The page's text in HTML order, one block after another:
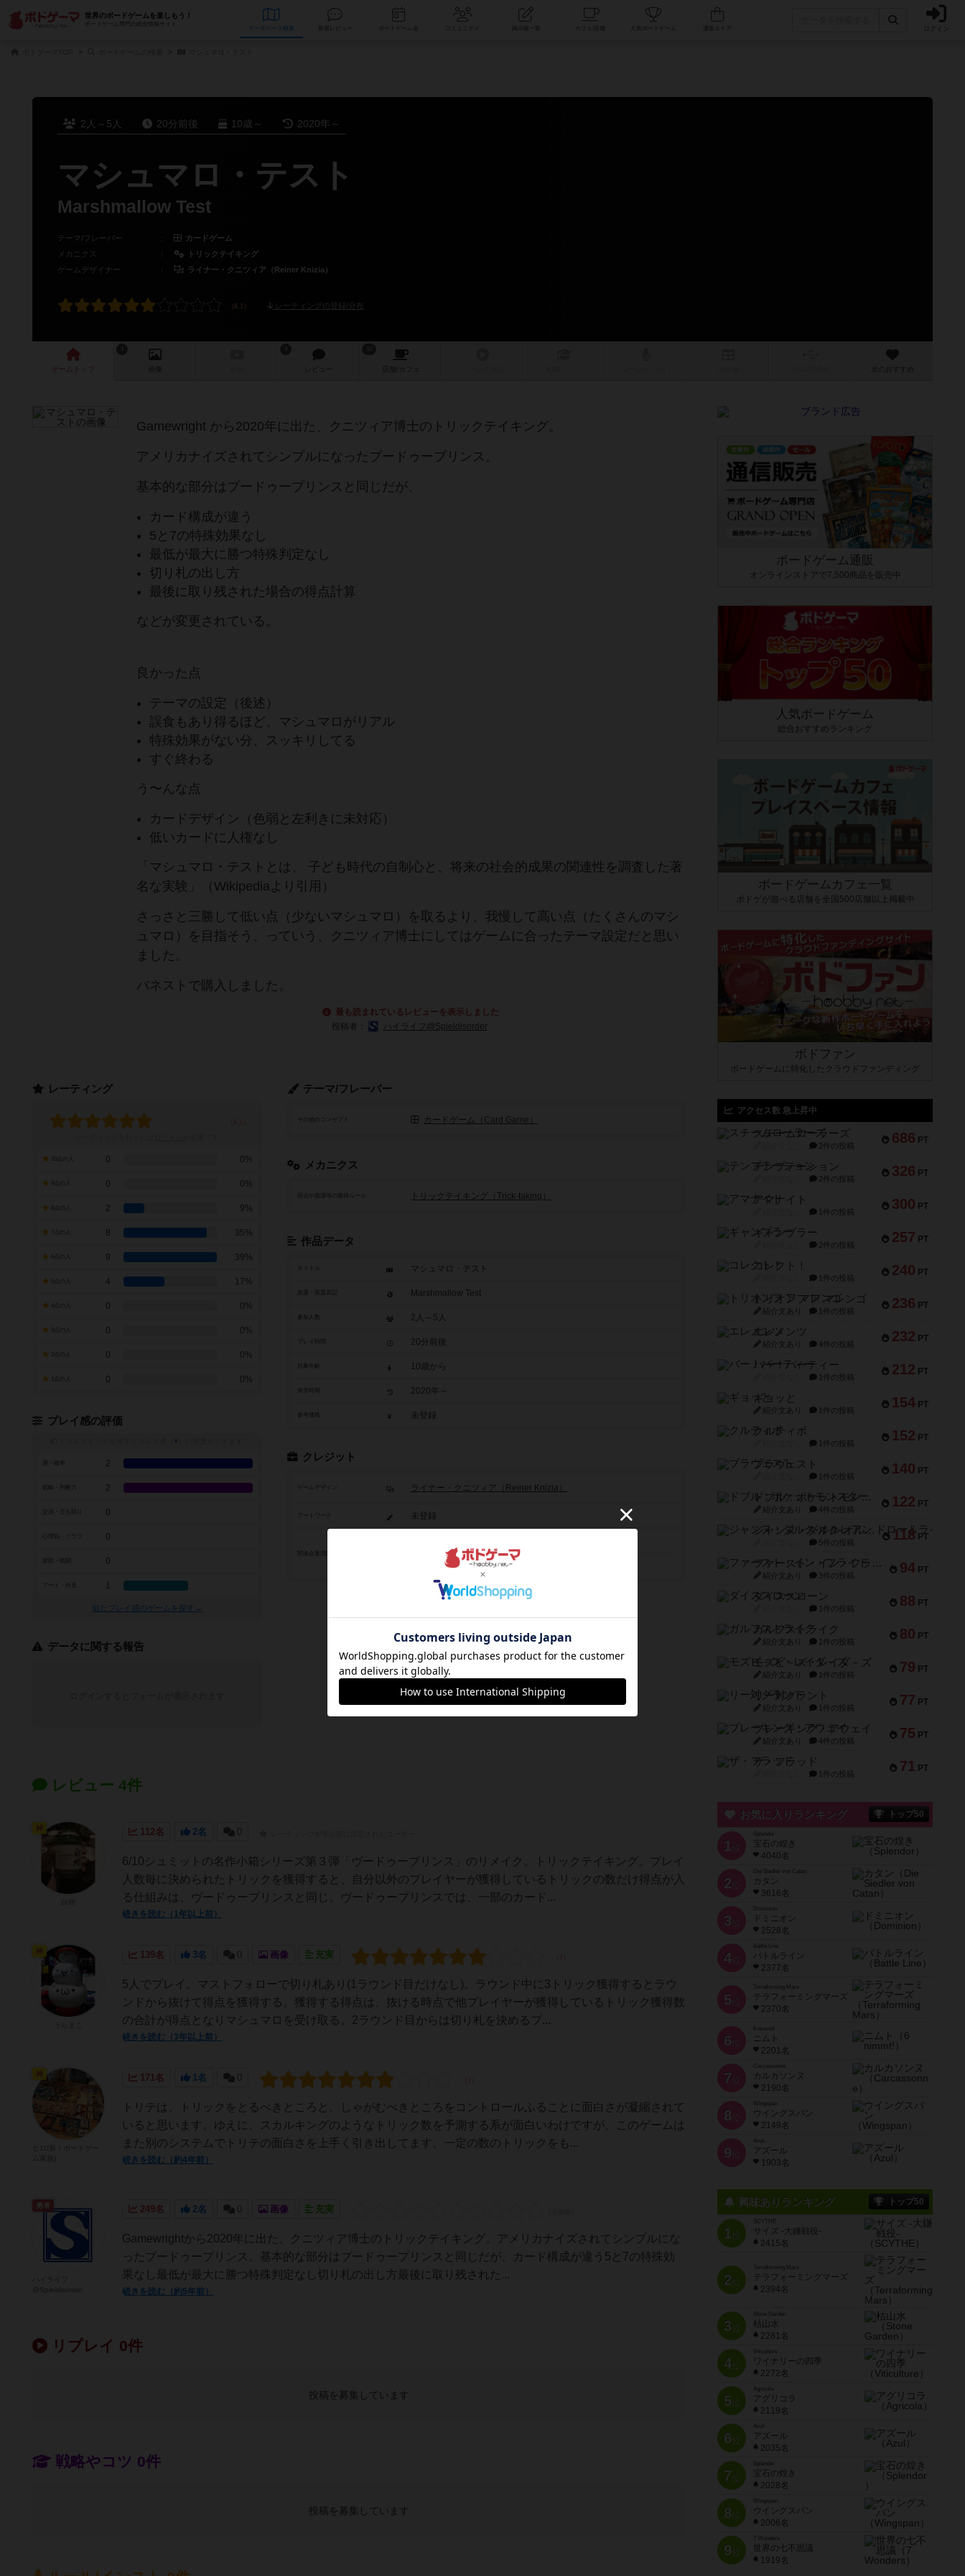
世界のボードゲームを楽しもう！
ボードゲーム専門の総合情報サイト
データベース コミュニティ 人気ボードゲーム ログイン
2人～5人 20分前後 10歳～ 2020年～
マシュマロ・テスト
Marshmallow Test
テーマ/フレーバー ：
カードゲーム
メカニクス
：
トリックテイキング
ゲームデザイナー
： ライナー・クニツィア（Reiner Knizia）
レーティングの登録/分布
ゲーム 画像 レビュー 店舗/ カフェ 次のおすすめ
Gamewright から2020年に出た、クニツィア博士のトリックテイキング。
アメリカナイズされてシンプルになったブードゥープリンス。
基本的な部分はブードゥープリンスと同じだが、
カード構成が違う
5と7の特殊効果なし
最低が最大に勝つ特殊判定なし
切り札の出し方
最後に取り残された場合の得点計算
などが変更されている。
良かった点
テーマの設定（後述）
誤食もあり得るほど、マシュマロがリアル
特殊効果がない分、スッキリしてる
すぐ終わる
う〜んな点
カードデザイン（色弱と左利きに未対応）
低いカードに人権なし
「マシュマロ・テストとは、 子ども時代の自制心と、将来の社会的成果の関連性を調査した著
名な実験」（Wikipediaより引用）
さっさと三勝して低い点（少ないマシュマロ）を取るより、我慢して高い点（たくさんのマシ
ュマロ）を目指そう、っていう、クニツィア博士にしてはゲームに合ったテーマ設定だと思い
ました。
バネストで購入しました。
最も読まれているレビューを表示しました
投稿者：
ハイライフ@Spieldisorder
テーマ/フレーバー
その他のコンセプト カードゲーム（Card Game）
メカニクス
トリックテイキング（Trick-taking）
作品データ
タイトル マシュマロ・テスト
Marshmallow Test
参加人数 2人～5人
20分前後
10歳から
2020年～
参考価格 未登録
クレジット
ゲームデザイン ライナー・クニツィア（Reiner Knizia）
アートワーク 未登録
カンガゲームズ（Kanga Games）
レーティング
0 0%
0 0%
2 9%
7点の人 8 35%
9 39%
4 17%
0 0%
0 0%
0 0%
0 0%
プレイ感の評価
※
2
戦略・判断力 2
0
0
0
アート・外見 1
似たプレイ感のゲームを探す→
データに関する報告
レビュー 4件
112名 2名 0
6/10シュミットの名作小箱シリーズ第３弾「ヴードゥープリンス」のリメイク。トリックテイキング。プレイ
人数毎に決められたトリックを獲得すると、自分以外のプレイヤーが獲得しているトリックの数だけ得点が入
る仕組みは、ヴードゥープリンスと同じ。ヴードゥープリンスでは、一部のカード...
続きを読む（1年以上前）
139名 3名 0 画像 充実
5人でプレイ。マストフォローで切り札あり(1ラウンド目だけなし)。ラウンド中に3トリック獲得するとラウ
ンドから抜けて得点を獲得する。獲得する得点は、抜ける時点で他プレイヤーが獲得しているトリック獲得数
の合計が得点となりマシュマロを受け取る。2ラウンド目からは切り札を決めるプ...
続きを読む（3年以上前）
171名 1名 0
トリテは、トリックをとるべきところと、しゃがむべきところをコントロールふることに面白さが凝縮されて
いると思います。ゆえに、スカルキングのようなトリック数を予測する系が面白いわけですが、このゲームは
また別のシステムでトリテの面白さを上手く引き出してます。一定の数のトリックをも...
続きを読む（約4年前）
249名 2名 0 画像 充実
Gamewrightから2020年に出た、クニツィア博士のトリックテイキング。アメリカナイズされてシンプルにな
ったブードゥープリンス。基本的な部分はブードゥープリンスと同じだが、カード構成が違う5と7の特殊効
果なし最低が最大に勝つ特殊判定なし切り札の出し方最後に取り残された...
続きを読む（約5年前）
勇者
リプレイ 0件
投稿を募集しています
戦略やコツ 0件
投稿を募集しています
ボードゲーム通販
オンラインストアで7,500商品を販売中
人気ボードゲーム
総合おすすめランキング
ボードゲームカフェ一覧
ボドゲが遊べる店舗を全国500店舗以上掲載中
ボドファン
ボードゲームに特化したクラウドファンディング
アクセス数 急上昇中
686 PT
スチームローラーズ
2件の投稿
326 PT
テンプテーション
2件の投稿
300 PT
アマナイト
1件の投稿
257 PT
ギャンブラー
2件の投稿
240 PT
コレクト！
1件の投稿
236 PT
トリオンフ ア マレンゴ
紹介文あり 1件の投稿
232 PT
エレメンツ
紹介文あり 4件の投稿
212 PT
バー！パーティー
1件の投稿
154 PT
ギョッと
紹介文あり 1件の投稿
152 PT
クルティボ
1件の投稿
140 PT
ブラヴェスト
1件の投稿
122 PT
ドブル：ポケットモンスター
紹介文あり 4件の投稿
118 PT
ジャンヌ・ダルク-オルレアン ドロー＆ライト
5件の投稿
94 PT
ファースト・イン・フライト
紹介文あり 3件の投稿
88 PT
ダイススローン
1件の投稿
80 PT
ガルフストライク
紹介文あり 1件の投稿
79 PT
モズビ－ズ・レイダ－ズ
紹介文あり 1件の投稿
77 PT
リー対グラント
紹介文あり 1件の投稿
75 PT
ブレーキング・アウェイ
紹介文あり 4件の投稿
71 PT
ザ・フラッド
1件の投稿
お気に入りランキング トップ50
1 位
宝石の煌き
4040名
2 位
Die Siedler von Catan
カタン
3616名
3 位
ドミニオン
2528名
4位
Battle Line
バトルライン
2377名
5 位
Terraforming Mars
テラフォーミングマーズ
2370名
6 位
ニムト
2201名
7 位
Carcassonne
カルカソンヌ
2190名
8 位
Wingspan
ウイングスパン
2149名
9 位
Azul
アズール
1903名
興味ありランキング トップ50
1位
SCYTHE
サイズ -大鎌戦役-
2415名
2位
Terraforming Mars
テラフォーミングマーズ
2394名
3位
Stone Garden
枯山水
2281名
4位
Viticulture
ワイナリーの四季
2272名
5位
Agricola
アグリコラ
2119名
6位
Azul
アズール
2035名
7位
宝石の煌き
2028名
8位
Wingspan
ウイングスパン
2006名
9位
7 Wonders
世界の七不思議
1919名